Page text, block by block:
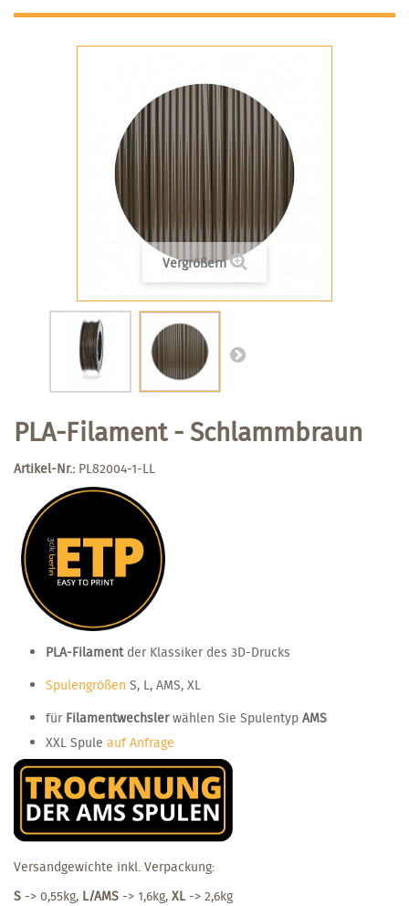
Vergrößern
PLA-Filament - Schlammbraun
Artikel-Nr.: PL82004-1-LL
PLA-Filamentder Klassiker des 3D-Drucks
Spulengrößen S, L, AMS, XL
für Filamentwechslerwählen Sie Spulentyp AMS
XXL Spule auf Anfrage
Versandgewichte inkl. Verpackung:
S -> 0,55kg, L/AMS -> 1,6kg, XL-> 2,6kg